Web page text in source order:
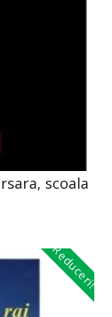
scoala
Reduceri!